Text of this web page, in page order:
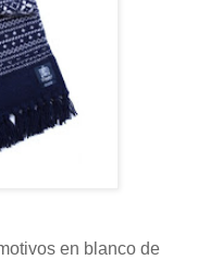
en blanco de